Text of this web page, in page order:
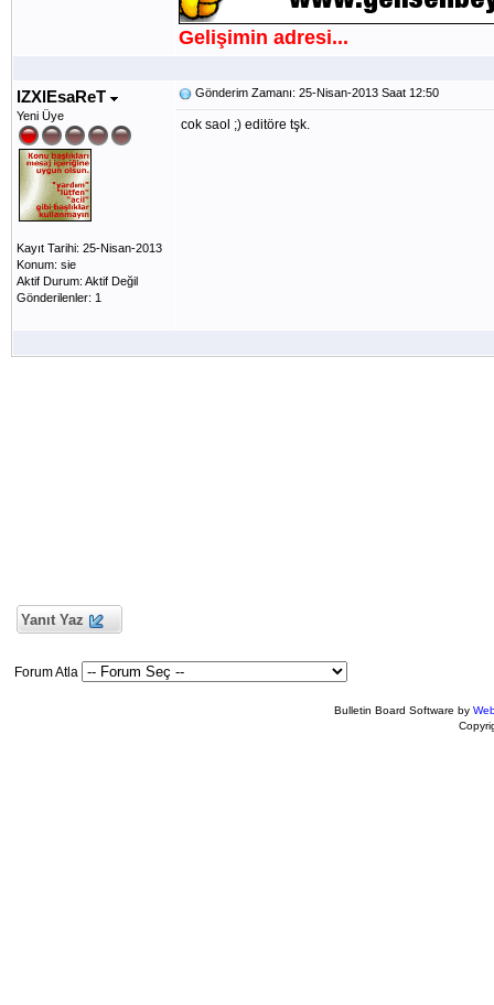
Gelişimin adresi...
lZXlEsaReT
Yeni Üye
Kayıt Tarihi: 25-Nisan-2013
Konum: sie
Aktif Durum: Aktif Değil
Gönderilenler: 1
Gönderim Zamanı: 25-Nisan-2013 Saat 12:50
cok saol ;) editöre tşk.
Yanıt Yaz
Forum Atla
Bulletin Board Software by